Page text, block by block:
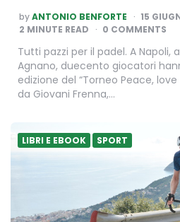
POSTED
BY
byANTONIO BENFORTE
15
2 MINUTE READ 0 COMMENTS
Tutti pazzi per il padel. A Napoli,
Agnano, duecento giocatori
edizione del “Torneo Peace,
da Giovani Frenna,…
LIBRI E EBOOK SPORT